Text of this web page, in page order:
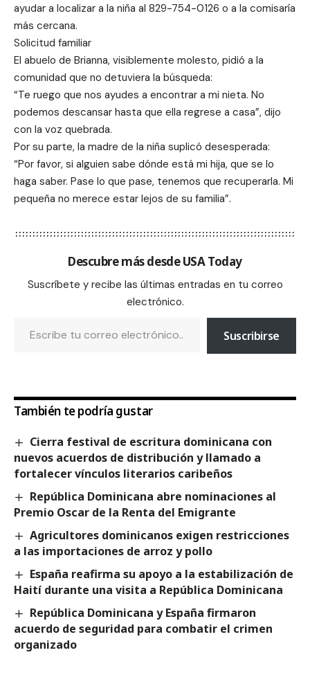
ayudar a localizar a la niña al 829-754-0126 o a la comisaría
más cercana.
Solicitud familiar
El abuelo de Brianna, visiblemente molesto, pidió a la
comunidad que no detuviera la búsqueda:
“Te ruego que nos ayudes a encontrar a mi nieta. No
podemos descansar hasta que ella regrese a casa”, dijo
con la voz quebrada.
Por su parte, la madre de la niña suplicó desesperada:
“Por favor, si alguien sabe dónde está mi hija, que se lo
haga saber. Pase lo que pase, tenemos que recuperarla. Mi
pequeña no merece estar lejos de su familia”.
Descubre más desde USA Today
Suscríbete y recibe las últimas entradas en tu correo
electrónico.
Suscribirse
También te podría gustar
Cierra festival de escritura dominicana con
nuevos acuerdos de distribución y llamado a
fortalecer vínculos literarios caribeños
República Dominicana abre nominaciones al
Premio Oscar de la Renta del Emigrante
Agricultores dominicanos exigen restricciones
a las importaciones de arroz y pollo
España reafirma su apoyo a la estabilización de
Haití durante una visita a República Dominicana
República Dominicana y España firmaron
acuerdo de seguridad para combatir el crimen
organizado